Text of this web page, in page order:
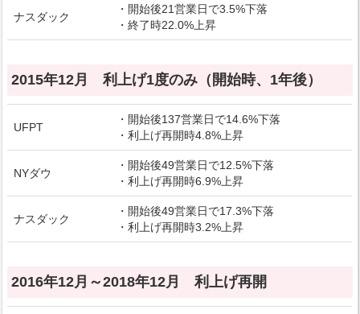
ナスダック
・開始後21営業日で3.5%下落
・終了時22.0%上昇
2015年12月 利上げ1度のみ（開始時、1年後）
UFPT
・開始後137営業日で14.6%下落
・利上げ再開時4.8%上昇
NYダウ
・開始後49営業日で12.5%下落
・利上げ再開時6.9%上昇
ナスダック
・開始後49営業日で17.3%下落
・利上げ再開時3.2%上昇
2016年12月～2018年12月 利上げ再開